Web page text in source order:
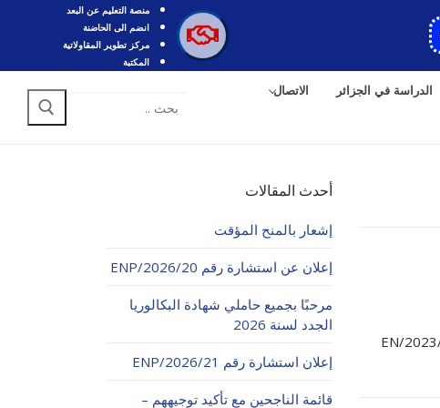
منصة التعليم عن البعد
انضم الى الحاضنة
مركز تطوير المقاولاتية
المكتبة
الدراسة في الجزائر الاتصال
أحدث المقالات
إشعار بالمنح المؤقت
إعلان عن استشارة رقم 20/ENP/2026
مرحبًا بجميع حاملي شهادة البكالوريا
الجدد لسنة 2026
إعلان استشارة رقم 21/ENP/2026
قائمة الناجحين مع تأكيد توجيههم –